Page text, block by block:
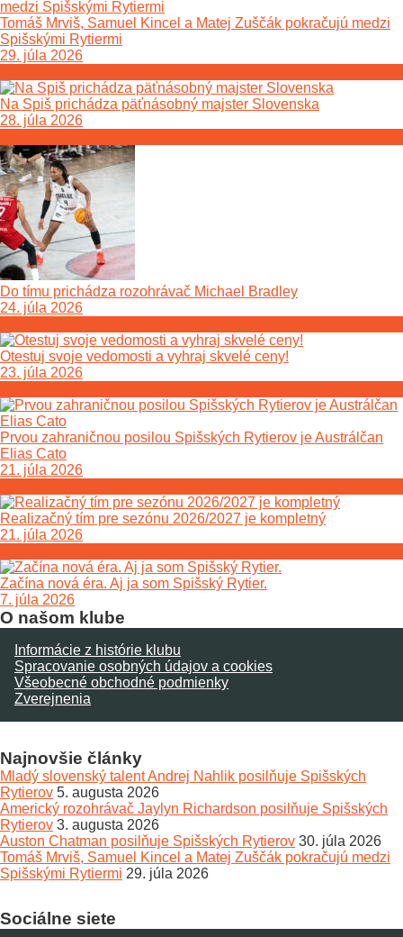
Tomáš Mrviš, Samuel Kincel a Matej Zuščák pokračujú medzi
Spišskými Rytiermi
29. júla 2026
Na Spiš prichádza päťnásobný majster Slovenska
28. júla 2026
Do tímu prichádza rozohrávač Michael Bradley
24. júla 2026
Otestuj svoje vedomosti a vyhraj skvelé ceny!
23. júla 2026
Prvou zahraničnou posilou Spišských Rytierov je Austrálčan
Elias Cato
21. júla 2026
Realizačný tím pre sezónu 2026/2027 je kompletný
21. júla 2026
Začína nová éra. Aj ja som Spišský Rytier.
7. júla 2026
O našom klube
Informácie z histórie klubu
Spracovanie osobných údajov a cookies
Všeobecné obchodné podmienky
Zverejnenia
Najnovšie články
Mladý slovenský talent Andrej Nahlik posilňuje Spišských
Rytierov 5. augusta 2026
Americký rozohrávač Jaylyn Richardson posilňuje Spišských
Rytierov 3. augusta 2026
Auston Chatman posilňuje Spišských Rytierov 30. júla 2026
Tomáš Mrviš, Samuel Kincel a Matej Zuščák pokračujú medzi
Spišskými Rytiermi 29. júla 2026
Sociálne siete